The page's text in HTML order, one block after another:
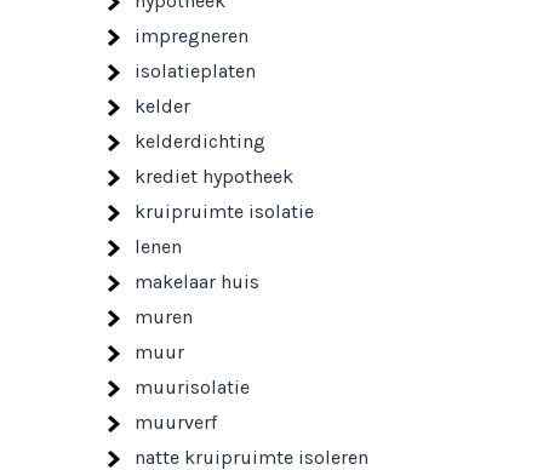
impregneren
isolatieplaten
kelder
kelderdichting
krediet hypotheek
kruipruimte isolatie
lenen
makelaar huis
muren
muur
muurisolatie
muurverf
natte kruipruimte isoleren